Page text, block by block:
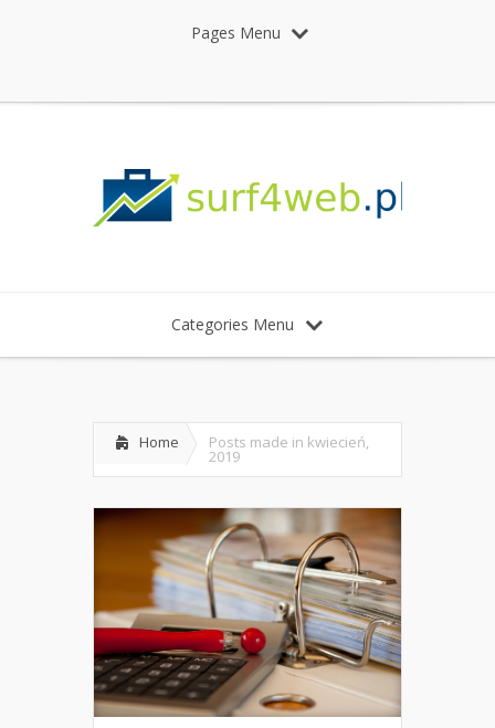
Pages Menu
Categories Menu
Home Posts made in kwiecień,
2019